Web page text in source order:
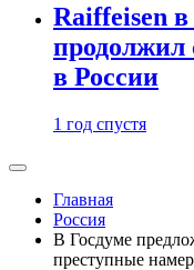
Raiffeisen
продолжил
в России
1 год спустя
Главная
Россия
В Госдуме
преступные